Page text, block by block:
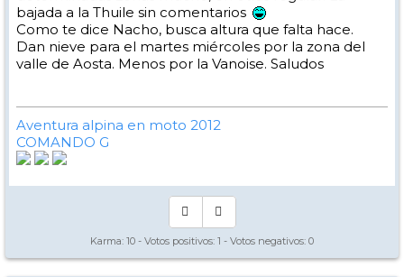
bajada a la Thuile sin comentarios
Como te dice Nacho, busca altura que falta hace.
Dan nieve para el martes miércoles por la zona del
valle de Aosta. Menos por la Vanoise. Saludos
Aventura alpina en moto 2012
COMANDO G
Karma: 10 - Votos positivos: 1 - Votos negativos: 0